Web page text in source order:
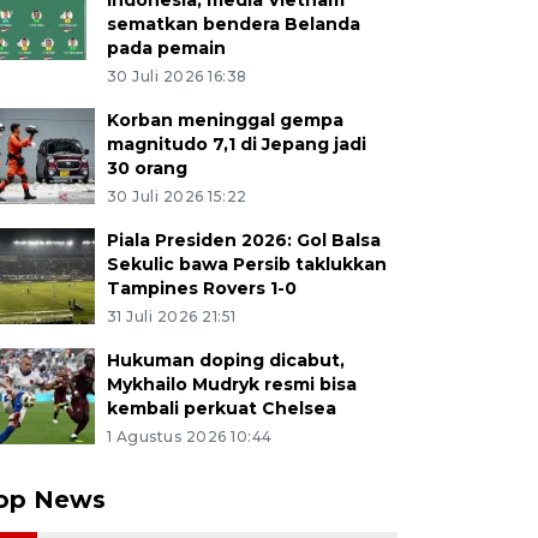
sematkan bendera Belanda
pada pemain
30 Juli 2026 16:38
Korban meninggal gempa
magnitudo 7,1 di Jepang jadi
30 orang
30 Juli 2026 15:22
Piala Presiden 2026: Gol Balsa
Sekulic bawa Persib taklukkan
Tampines Rovers 1-0
31 Juli 2026 21:51
Hukuman doping dicabut,
Mykhailo Mudryk resmi bisa
kembali perkuat Chelsea
1 Agustus 2026 10:44
News